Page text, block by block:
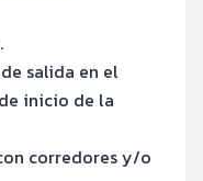
salida en el
inicio de la
corredores y/o